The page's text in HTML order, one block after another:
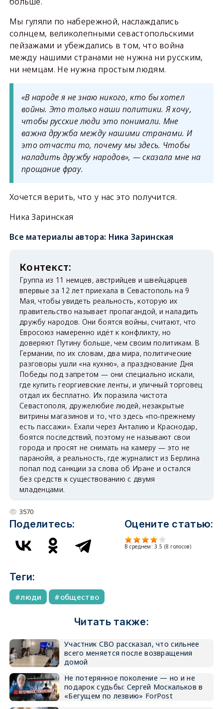
Мы гуляли по набережной, наслаждались
солнцем, великолепными севастопольскими
пейзажами и убеждались в том, что война
между нашими странами не нужна ни русским,
ни немцам. Не нужна простым людям.
«В народе я не знаю никого, кто бы хотел
войны. Это только наши политики. Я хочу,
чтобы русские люди это понимали. Мне
важна дружба между нашими странами. И
это отчасти то, почему мы здесь. Чтобы
наладить дружбу народов», — сказала мне на
прощание фрау.
Хочется верить, что у нас это получится.
Ника Заринская
Все материалы автора: Ника Заринская
Группа из 11 немцев, австрийцев и швейцарцев
впервые за 12 лет приехала в Севастополь на 9
Мая, чтобы увидеть реальность, которую их
правительство называет пропагандой, и наладить
дружбу народов. Они боятся войны, считают, что
Евросоюз намеренно идёт к конфликту, но
доверяют Путину больше, чем своим политикам. В
Германии, по их словам, два мира, политические
разговоры ушли «на кухню», а празднование Дня
Победы под запретом — они специально искали,
где купить георгиевские ленты, и уличный торговец
отдал их бесплатно. Их поразила чистота
Севастополя, дружелюбие людей, незакрытые
витрины магазинов и то, что здесь «по-прежнему
есть пассажи». Ехали через Анталию и Краснодар,
боятся последствий, поэтому не называют свои
города и просят не снимать на камеру — это не
паранойя, а реальность, где журналист из Берлина
попал под санкции за слова об Иране и остался
без средств к существованию с двумя
младенцами.
3570
Поделитесь: Оцените статью:
В среднем:3.5 (8 голосов)
Теги:
люди общество
Читать также:
Участник СВО рассказал, что сильнее
всего меняется после возвращения
домой
Не потерянное поколение — но и не
подарок судьбы: Сергей Москальков в
«Бегущем по лезвию» ForPost